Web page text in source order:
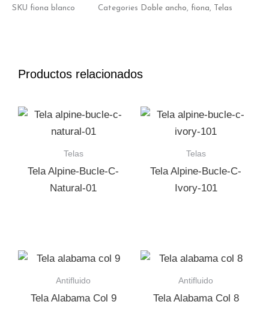
SKU fiona blanco Categories Doble ancho, fiona, Telas
Productos relacionados
Telas
Tela Alpine-Bucle-C-
Natural-01
Telas
Tela Alpine-Bucle-C-
Ivory-101
Antifluido
Tela Alabama Col 9
Antifluido
Tela Alabama Col 8